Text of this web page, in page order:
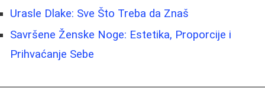
Urasle Dlake: Sve Što Treba da Znaš
Savršene Ženske Noge: Estetika, Proporcije i
Prihvaćanje Sebe